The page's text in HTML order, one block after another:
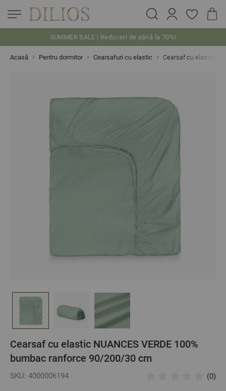
SUMMER SALE | Reduceri de până la 70%!
Acasă Pentru dormitor Cearsafuri cu elastic Cearsaf cu elastic
Cearsaf cu elastic NUANCES VERDE 100%
bumbac ranforce 90/200/30 cm
SKU: 4000006194 (0)